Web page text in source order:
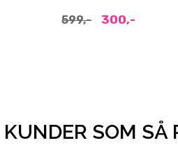
599,- 300,-
KUNDER SOM SÅ